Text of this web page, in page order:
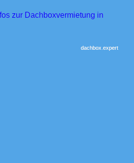
zur Dachboxvermietung in
dachbox.expert